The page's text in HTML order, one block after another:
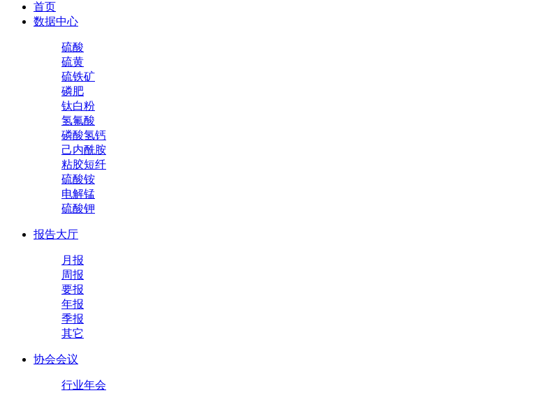
首页
数据中心
硫酸
硫黄
硫铁矿
磷肥
钛白粉
氢氟酸
磷酸氢钙
己内酰胺
粘胶短纤
硫酸铵
电解锰
硫酸钾
报告大厅
月报
周报
要报
年报
季报
其它
协会会议
行业年会